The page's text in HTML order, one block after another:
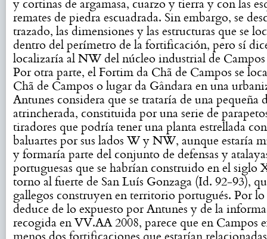
y cortinas de argamasa, cuarzo y tierra y con las
remates de piedra escuadrada. Sin embargo, se
trazado, las dimensiones y las estructuras que se
dentro del perímetro de la fortificación, pero sí
localizaría al NW del núcleo industrial de
Por otra parte, el Fortim da Chã de Campos se
Chã de Campos o lugar da Gândara en una
Antunes considera que se trataría de una pequeña
atrincherada, constituida por una serie de
tiradores que podría tener una planta estrellada
baluartes por sus lados W y NW, aunque estaría
y formaría parte del conjunto de defensas y
portuguesas que se habrían construido en el siglo
torno al fuerte de San Luís Gonzaga (Id. 92-93),
gallegos construyen en territorio portugués. Por lo
deduce de lo expuesto por Antunes y de la
recogida en VV.AA 2008, parece que en Campos